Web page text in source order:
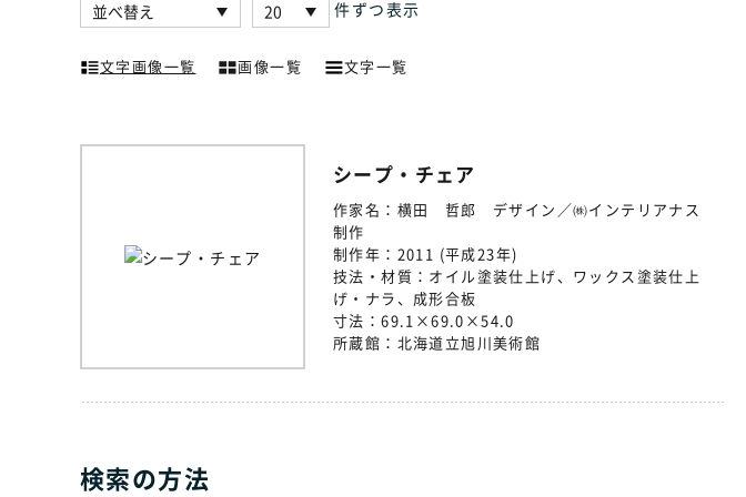
件ずつ表示
文字画像一覧 画像一覧 文字一覧
シープ・チェア
作家名： 横田 哲郎 デザイン／㈱インテリアナス
制作
制作年： 2011 (平成23年)
技法・材質： オイル塗装仕上げ、ワックス塗装仕上
げ・ナラ、成形合板
寸法：69.1×69.0×54.0
所蔵館： 北海道立旭川美術館
検索の方法